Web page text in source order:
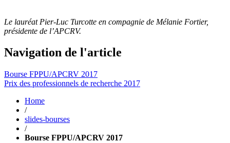
Le lauréat Pier-Luc Turcotte en compagnie de Mélanie Fortier,
présidente de l’APCRV.
Navigation de l'article
Bourse FPPU/APCRV 2017
Prix des professionnels de recherche 2017
Home
/
slides-bourses
/
Bourse FPPU/APCRV 2017